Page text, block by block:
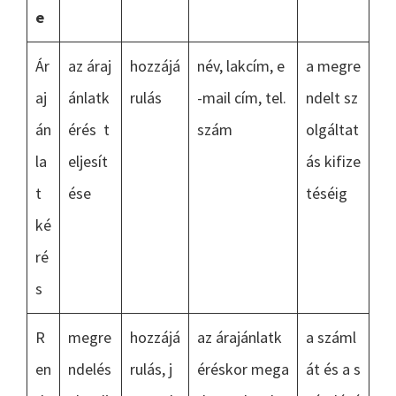
e
Ár
aj
án
la
t
ké
ré
s
az áraj
ánlatk
érés t
eljesít
ése
hozzájá
rulás
név, lakcím, e
-mail cím, tel.
szám
a megre
ndelt sz
olgáltat
ás kifize
téséig
R
en
megre
ndelés
hozzájá
rulás, j
az árajánlatk
éréskor mega
a száml
át és a s